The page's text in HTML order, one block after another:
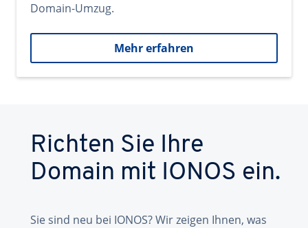
Domain-Umzug.
Mehr erfahren
Richten Sie Ihre
Domain mit IONOS ein.
Sie sind neu bei IONOS? Wir zeigen Ihnen, was